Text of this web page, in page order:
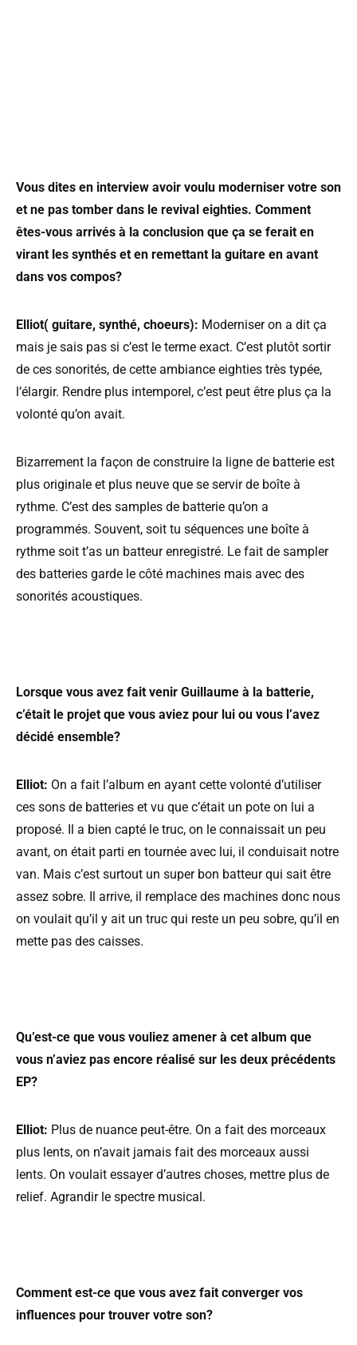
Vous dites en interview avoir voulu moderniser votre son
et ne pas tomber dans le revival eighties. Comment
êtes-vous arrivés à la conclusion que ça se ferait en
virant les synthés et en remettant la guitare en avant
dans vos compos?
Elliot( guitare, synthé, choeurs): Moderniser on a dit ça
mais je sais pas si c’est le terme exact. C’est plutôt sortir
de ces sonorités, de cette ambiance eighties très typée,
l’élargir. Rendre plus intemporel, c’est peut être plus ça la
volonté qu’on avait.
Bizarrement la façon de construire la ligne de batterie est
plus originale et plus neuve que se servir de boîte à
rythme. C’est des samples de batterie qu’on a
programmés. Souvent, soit tu séquences une boîte à
rythme soit t’as un batteur enregistré. Le fait de sampler
des batteries garde le côté machines mais avec des
sonorités acoustiques.
Lorsque vous avez fait venir Guillaume à la batterie,
c’était le projet que vous aviez pour lui ou vous l’avez
décidé ensemble?
Elliot: On a fait l’album en ayant cette volonté d’utiliser
ces sons de batteries et vu que c’était un pote on lui a
proposé. Il a bien capté le truc, on le connaissait un peu
avant, on était parti en tournée avec lui, il conduisait notre
van. Mais c’est surtout un super bon batteur qui sait être
assez sobre. Il arrive, il remplace des machines donc nous
on voulait qu’il y ait un truc qui reste un peu sobre, qu’il en
mette pas des caisses.
Qu’est-ce que vous vouliez amener à cet album que
vous n’aviez pas encore réalisé sur les deux précédents
EP?
Elliot: Plus de nuance peut-être. On a fait des morceaux
plus lents, on n’avait jamais fait des morceaux aussi
lents. On voulait essayer d’autres choses, mettre plus de
relief. Agrandir le spectre musical.
Comment est-ce que vous avez fait converger vos
influences pour trouver votre son?